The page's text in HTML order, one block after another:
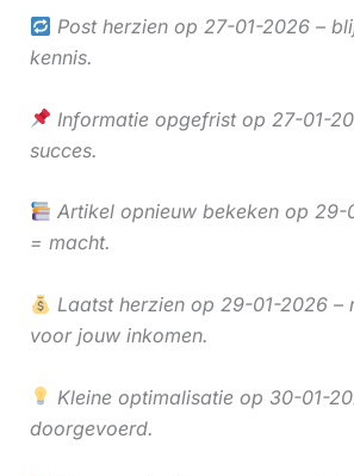
Post herzien op 27-01-2026 –
kennis.
Informatie opgefrist op 27-01-
succes.
Artikel opnieuw bekeken op 29-
= macht.
Laatst herzien op 29-01-2026 –
voor jouw inkomen.
Kleine optimalisatie op 30-01-
doorgevoerd.